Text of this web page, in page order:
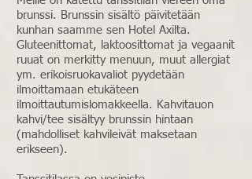
brunssi. Brunssin sisältö päivitetään
kunhan saamme sen Hotel Axilta.
Gluteenittomat, laktoosittomat ja vegaanit
ruuat on merkitty menuun, muut allergiat
ym. erikoisruokavaliot pyydetään
ilmoittamaan etukäteen
ilmoittautumislomakkeella. Kahvitauon
kahvi/tee sisältyy brunssin hintaan
(mahdolliset kahvileivät maksetaan
erikseen).